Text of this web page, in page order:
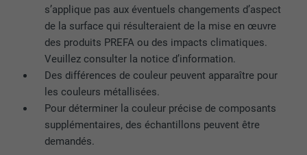
s’applique pas aux éventuels changements d’aspect
de la surface qui résulteraient de la mise en œuvre
des produits PREFA ou des impacts climatiques.
Veuillez consulter la notice d’information.
Des différences de couleur peuvent apparaître pour
les couleurs métallisées.
Pour déterminer la couleur précise de composants
supplémentaires, des échantillons peuvent être
demandés.
NOM _fbp
FOURNISSEUR Facebook
EXPIRATION 3 mois
UTILITÉ
Est utilisé par Facebook pour afficher
une série de produits publicitaires, par